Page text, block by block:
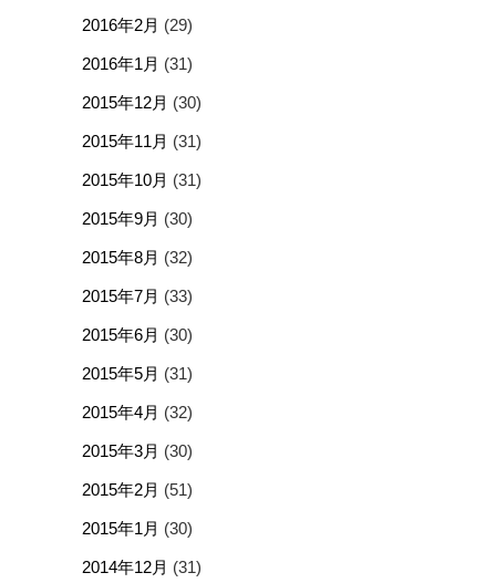
2016年2月 (29)
2016年1月 (31)
2015年12月 (30)
2015年11月 (31)
2015年10月 (31)
2015年9月 (30)
2015年8月 (32)
2015年7月 (33)
2015年6月 (30)
2015年5月 (31)
2015年4月 (32)
2015年3月 (30)
2015年2月 (51)
2015年1月 (30)
2014年12月 (31)